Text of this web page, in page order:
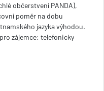
občerstvení PANDA),
poměr na dobu
jazyka výhodou.
zájemce: telefonicky